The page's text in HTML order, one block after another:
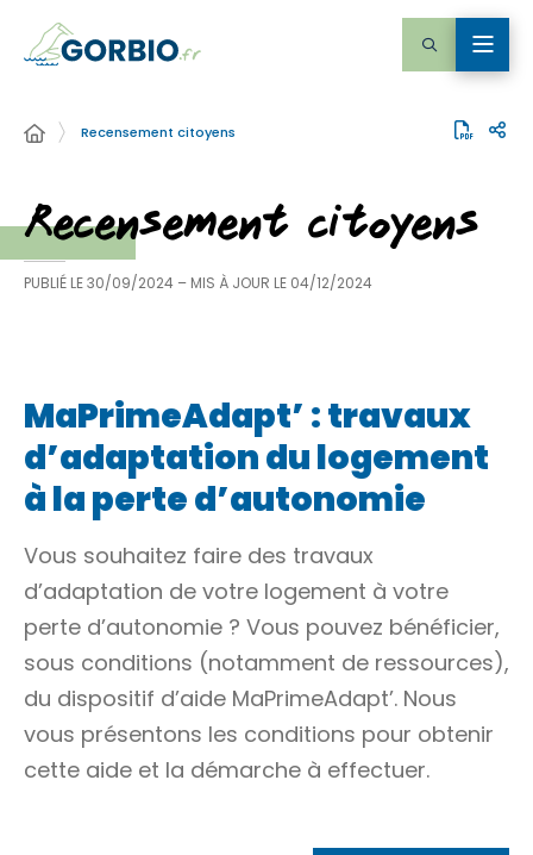
Recensement citoyens
Recensement citoyens
PUBLIÉ LE30/09/2024 – MIS À JOUR LE 04/12/2024
MaPrimeAdapt’ : travaux
d’adaptation du logement
à la perte d’autonomie
Vous souhaitez faire des travaux
d’adaptation de votre logement à votre
perte d’autonomie ? Vous pouvez bénéficier,
sous conditions (notamment de ressources),
du dispositif d’aide MaPrimeAdapt’. Nous
vous présentons les conditions pour obtenir
cette aide et la démarche à effectuer.